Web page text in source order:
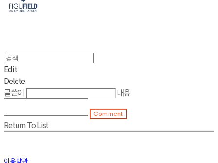
Edit
Delete
글쓴이
내용
Comment
Return To List
이용약관